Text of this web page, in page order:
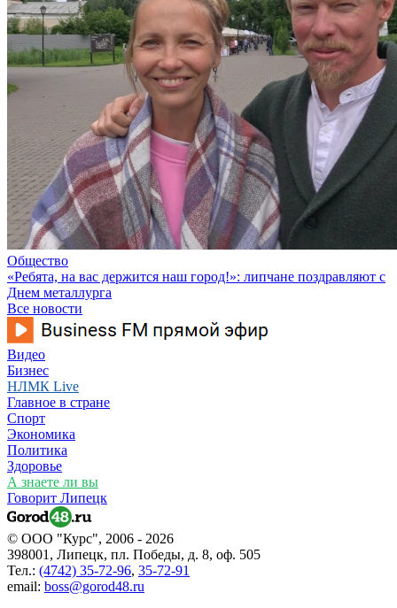
Общество
«Ребята, на вас держится наш город!»: липчане поздравляют с
Днем металлурга
Все новости
Видео
Бизнес
НЛМК Live
Главное в стране
Спорт
Экономика
Политика
Здоровье
А знаете ли вы
Говорит Липецк
© ООО "Курс", 2006 - 2026
398001, Липецк, пл. Победы, д. 8, оф. 505
Тел.: (4742) 35-72-96, 35-72-91
email: boss@gorod48.ru